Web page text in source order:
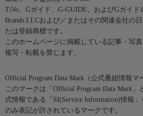
TiVo、Gガイド、G-GUIDE、およびGガイド
Brands LLCおよび／またはその関連会社の
たは登録商標です。
このホームページに掲載している記事・写
複写・転載を禁じます。
Official Program Data Mark（公式番組情報マ
このマークは「Official Program Data Mark
式情報である「SI(Service Information)情報
のみ表記が許されているマークです。